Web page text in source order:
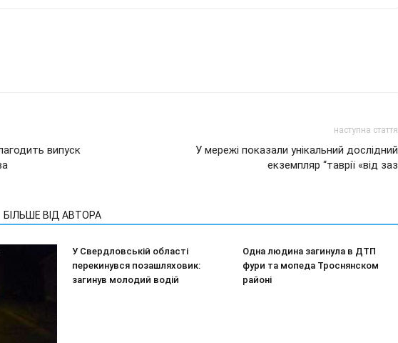
випуск
наступна стаття
У мережі показали унікальний дослідний
екземпляр “таврії «від заз
БІЛЬШЕ ВІД АВТОРА
У Свердловській області
перекинувся позашляховик:
загинув молодий водій
Одна людина загинула в ДТП
фури та мопеда Троснянском
районі